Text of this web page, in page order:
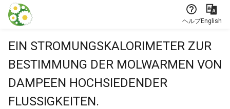
本文に飛ぶ
ヘルプEnglish
EIN STROMUNGSKALORIMETER ZUR
BESTIMMUNG DER MOLWARMEN VON
DAMPEEN HOCHSIEDENDER
FLUSSIGKEITEN.